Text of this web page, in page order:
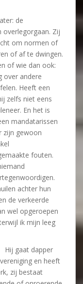
de
overlegorgaan. Zij
om normen of
of af te dwingen.
of wie dan ook:
over andere
Heeft een
zelfs niet eens
En het is
mandatarissen
zijn gewoon
fouten.
achter hun
de verkeerde
wel opgeroepen
ik mijn leeg
Hij gaat dapper
en heeft
zij bestaat